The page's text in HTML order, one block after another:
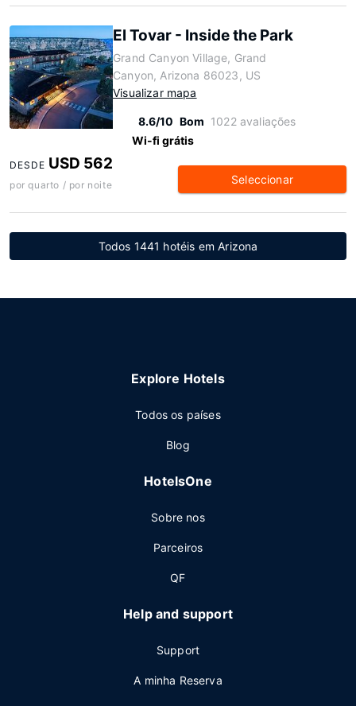
El Tovar - Inside the Park
Grand Canyon Village, Grand
Canyon, Arizona 86023, US
Visualizar mapa
8.6/10 Bom 1022 avaliações
Wi-fi grátis
DESDE USD 562
por quarto / por noite Seleccionar
Todos 1441 hotéis em Arizona
Explore Hotels
Todos os países
Blog
HotelsOne
Sobre nos
Parceiros
QF
Help and support
Support
A minha Reserva